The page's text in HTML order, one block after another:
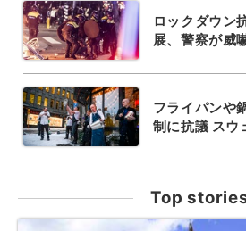
ロックダウン
展、警察が威
フライパンや
制に抗議 スウ
Top